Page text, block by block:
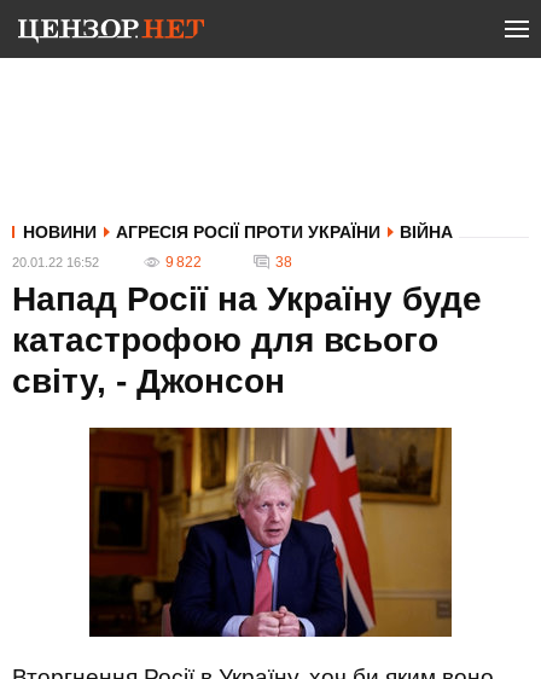
НОВИНИ АГРЕСІЯ РОСІЇ ПРОТИ УКРАЇНИ ВІЙНА
20.01.22 16:52 9 822 38
Напад Росії на Україну буде
катастрофою для всього
світу, - Джонсон